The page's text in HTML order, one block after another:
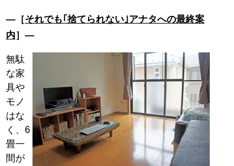
―［それでも｢捨てられない｣アナタへの最終案
内］―
無駄
な家
具や
モノ
はな
く、6
畳一
間が